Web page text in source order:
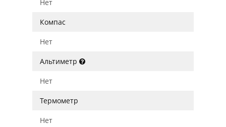
Нет
Компас
Нет
Альтиметр
Нет
Термометр
Нет